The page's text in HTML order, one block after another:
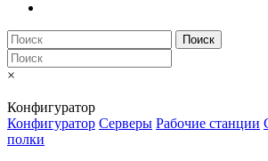
Поиск
×
Конфигуратор
Конфигуратор Серверы Рабочие станции
полки